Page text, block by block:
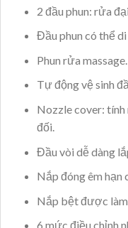
2 đầu phun: rửa
Đầu phun có thể
Phun rửa massage.
Tự động vệ sinh
Nozzle cover: tính
đối.
Đầu vòi dễ dàng
Nắp đóng êm hạn
Nắp bệt được làm
6 mức điều chỉnh